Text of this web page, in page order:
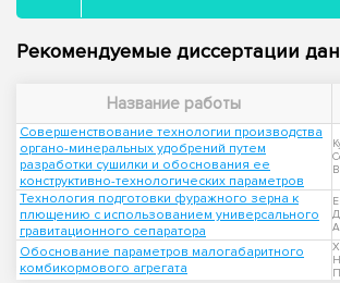
Рекомендуемые диссертации
Название работы
Совершенствование технологии производства
органо-минеральных удобрений путем
разработки сушилки и обоснования ее
конструктивно-технологических параметров
Технология подготовки фуражного зерна к
плющению с использованием универсального
гравитационного сепаратора
Обоснование параметров малогабаритного
комбикормового агрегата